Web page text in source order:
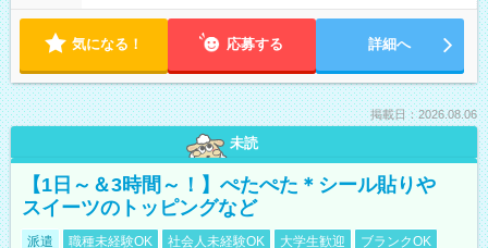
気になる！ 応募する 詳細へ
掲載日：2026.08.06
未読
【1日～＆3時間～！】ぺたぺた＊シール貼りや
スイーツのトッピングなど
派遣 職種未経験OK 社会人未経験OK 大学生歓迎
ブランクOK